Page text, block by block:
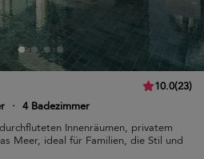
10.0(23)
· 4 Badezimmer
Innenräumen, privatem
Meer, ideal für Familien, die Stil und